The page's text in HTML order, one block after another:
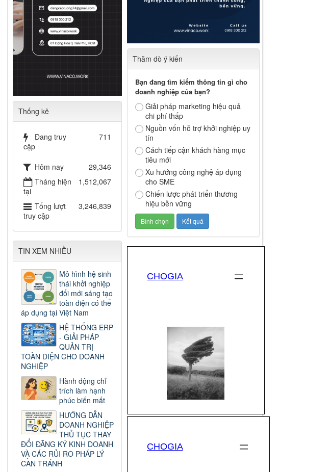
Thăm dò ý kiến
Bạn đang tìm kiếm thông tin gì cho
doanh nghiệp của bạn?
Giải pháp marketing hiệu quả
chi phí thấp
Nguồn vốn hỗ trợ khởi nghiệp uy
tín
Cách tiếp cận khách hàng mục
tiêu mới
Xu hướng công nghệ áp dụng
cho SME
Chiến lược phát triển thương
hiệu bền vững
Thống kê
Đang truy
cập
711
Hôm nay
29,346
Tháng hiện
tại
1,512,067
Tổng lượt
truy cập
3,246,839
TIN XEM NHIỀU
Mô hình hệ sinh
thái khởi nghiệp
đổi mới sáng tạo
toàn diện có thể
áp dụng tại Việt Nam
HỆ THỐNG ERP
- GIẢI PHÁP
QUẢN TRỊ
TOÀN DIỆN CHO DOANH
NGHIỆP
Hành động chỉ
trích làm hạnh
phúc biến mất
HƯỚNG DẪN
DOANH NGHIỆP
THỦ TỤC THAY
ĐỔI ĐĂNG KÝ KINH DOANH
VÀ CÁC RỦI RO PHÁP LÝ
CẦN TRÁNH